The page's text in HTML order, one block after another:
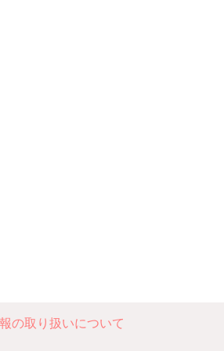
の取り扱いについて